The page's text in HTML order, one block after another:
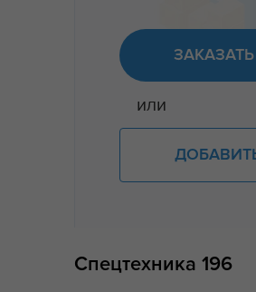
или
Спецтехника 196